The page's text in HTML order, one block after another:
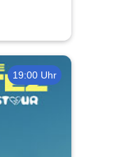
19:00 Uhr